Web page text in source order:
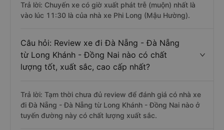
Trả lời: Chuyến xe có giờ xuất phát trễ (muộn) nhất là
vào lúc 11:30 là của nhà xe Phi Long (Mậu Hường).
Câu hỏi: Review xe đi Đà Nẵng - Đà Nẵng
từ Long Khánh - Đồng Nai nào có chất
lượng tốt, xuất sắc, cao cấp nhất?
Trả lời: Tạm thời chưa đủ review để đánh giá có nhà xe
đi Đà Nẵng - Đà Nẵng từ Long Khánh - Đồng Nai nào ở
tuyến đường này có chất lượng xuất sắc.